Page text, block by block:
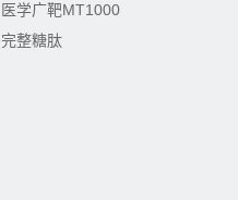
医学广靶MT1000
完整糖肽